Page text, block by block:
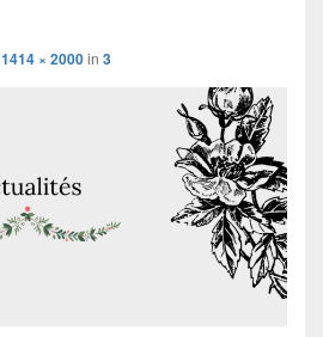
1414 × 2000in 3